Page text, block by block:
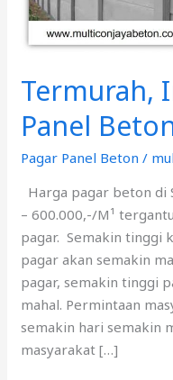
Termurah,
Panel
Pagar Panel Beton /
Harga pagar beton di
– 600.000,-/M¹
pagar. Semakin tinggi
pagar akan semakin
pagar, semakin tinggi
mahal. Permintaan
semakin hari semakin
masyarakat […]
Solo
2026